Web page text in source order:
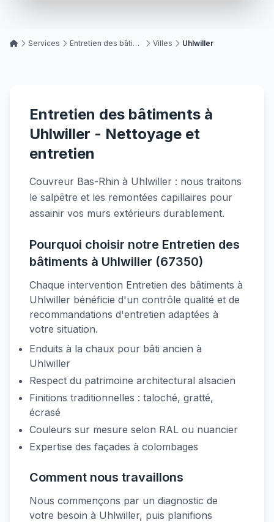
Services Entretien des bâtiments Villes Uhlwiller
Entretien des bâtiments à
Uhlwiller - Nettoyage et
entretien
Couvreur Bas-Rhin à Uhlwiller : nous traitons
le salpêtre et les remontées capillaires pour
assainir vos murs extérieurs durablement.
Pourquoi choisir notre Entretien des
bâtiments à Uhlwiller (67350)
Chaque intervention Entretien des bâtiments à
Uhlwiller bénéficie d'un contrôle qualité et de
recommandations d'entretien adaptées à
votre situation.
Enduits à la chaux pour bâti ancien à
Uhlwiller
Respect du patrimoine architectural alsacien
Finitions traditionnelles : taloché, gratté,
écrasé
Couleurs sur mesure selon RAL ou nuancier
Expertise des façades à colombages
Comment nous travaillons
Nous commençons par un diagnostic de
votre besoin à Uhlwiller, puis planifions